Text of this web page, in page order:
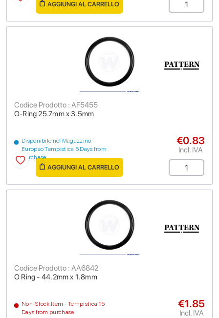
AGGIUNGI AL CARRELLO
O-Ring 25.7mm x 3.5mm
Codice Prodotto : AF5455
Disponibile nel Magazzino
Europeo Tempistica 5 Days from
purchase
€0.83
Incl. IVA
AGGIUNGI AL CARRELLO
O Ring - 44.2mm x 1.8mm
Codice Prodotto : AA6842
Non-Stock Item - Tempistica 15
Days from purchase
€1.85
Incl. IVA